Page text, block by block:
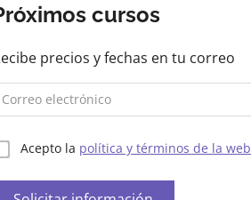
cursos
precios y fechas en tu correo
Acepto la política y términos de la web